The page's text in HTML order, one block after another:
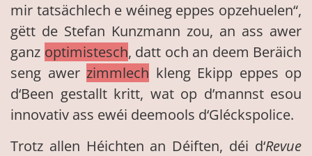
mir tatsächlech e wéineg eppes opzehuelen“,
gëtt de Stefan Kunzmann zou, an ass awer
ganz optimistesch, datt och an deem Beräich
seng awer zimmlech kleng Ekipp eppes op
d‘Been gestallt kritt, wat op d’mannst esou
innovativ ass ewéi deemools d‘Gléckspolice.
Trotz allen Héichten an Déiften, déi d‘Revue